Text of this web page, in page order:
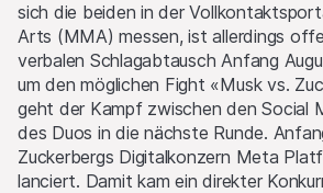
sich die beiden in der
Arts (MMA) messen, ist allerdings
verbalen Schlagabtausch Anfang
um den möglichen Fight «Musk vs.
geht der Kampf zwischen den Social
des Duos in die nächste Runde.
Zuckerbergs Digitalkonzern Meta
lanciert. Damit kam ein direkter